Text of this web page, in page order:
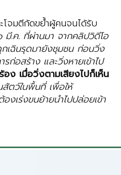
โจมตีกัดขย้ำผู้คนจนได้รับ
.ค. ที่ผ่านมา จากคลิปวิดีโอ
กเฉินรุดมายังชุมชน ก่อนวิ่ง
ก่อสร้าง และวิ่งหายเข้าไป
ง เมื่อวิ่งตามเสียงไปก็เห็น
ตว์ในพื้นที่ เพื่อให้
เร่งขนย้ายนำไปปล่อยเข้า